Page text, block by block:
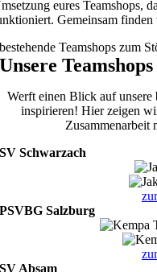
eures Teamshops,
Gemeinsam
bestehende Teamshops zum
Unsere
Werft einen Blick auf unsere
inspirieren! Hier zeigen
Zusammenarbeit
SV Schwarzach
PSVBG Salzburg
SV Absam